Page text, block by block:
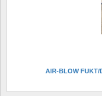
AIR-BLOW FUKT/